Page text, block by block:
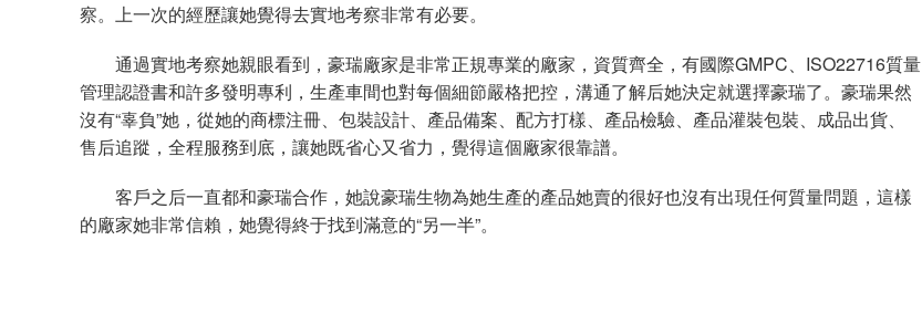
察。上一次的經歷讓她覺得去實地考察非常有必要。
通過實地考察她親眼看到，豪瑞廠家是非常正規專業的廠家，資質齊全，有國際GMPC、ISO22716質量
管理認證書和許多發明專利，生產車間也對每個細節嚴格把控，溝通了解后她決定就選擇豪瑞了。豪瑞果然
沒有“辜負”她，從她的商標注冊、包裝設計、產品備案、配方打樣、產品檢驗、產品灌裝包裝、成品出貨、
售后追蹤，全程服務到底，讓她既省心又省力，覺得這個廠家很靠譜。
客戶之后一直都和豪瑞合作，她說豪瑞生物為她生產的產品她賣的很好也沒有出現任何質量問題，這樣
的廠家她非常信賴，她覺得終于找到滿意的“另一半”。